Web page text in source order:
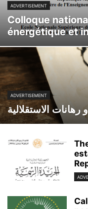
ADVERTISEMENT
Colloque
énergétique et
ADVERTISEMENT
رهانات الاستقلالية